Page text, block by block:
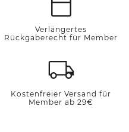
Verlängertes
Rückgaberecht für Member
Kostenfreier Versand für
Member ab 29€